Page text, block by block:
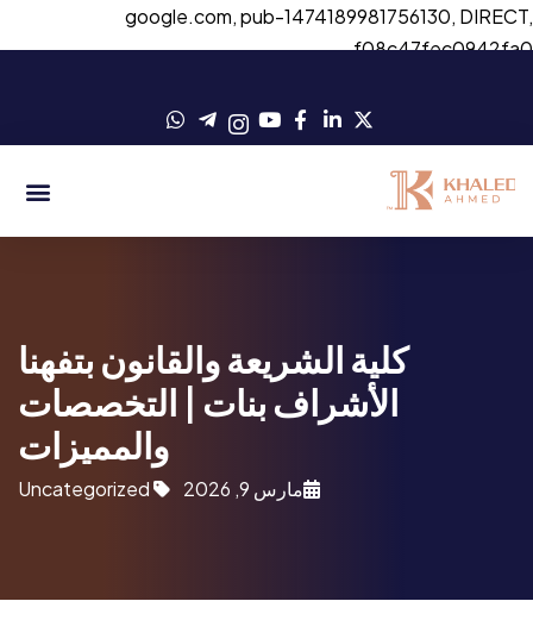
google.com, pub-1474189981756130,
كلية الشريعة والقانون بتفهنا
الأشراف بنات | التخصصات
والمميزات
مارس 9, 2026 Uncategorized